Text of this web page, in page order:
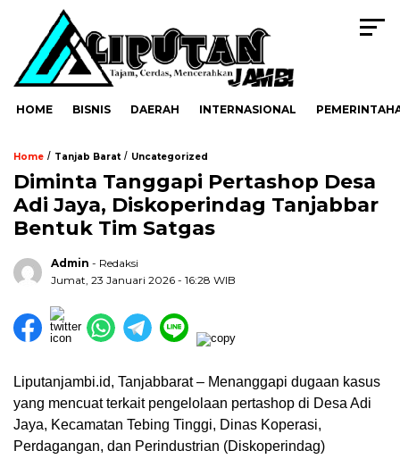
HOME BISNIS DAERAH INTERNASIONAL
Home / Tanjab Barat/ Uncategorized
Diminta Tanggapi Pertashop Desa
Adi Jaya, Diskoperindag Tanjabbar
Bentuk Tim Satgas
Admin - Redaksi
Jumat, 23 Januari 2026 - 16:28 WIB
Liputanjambi.id, Tanjabbarat – Menanggapi dugaan kasus
yang mencuat terkait pengelolaan pertashop di Desa Adi
Jaya, Kecamatan Tebing Tinggi, Dinas Koperasi,
Perdagangan, dan Perindustrian (Diskoperindag)